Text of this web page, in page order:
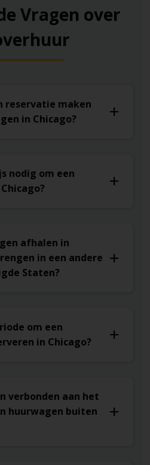
Vragen over
reservatie maken
in Chicago?
nodig om een
afhalen in
in een andere
Staten?
om een
in Chicago?
verbonden aan het
huurwagen buiten